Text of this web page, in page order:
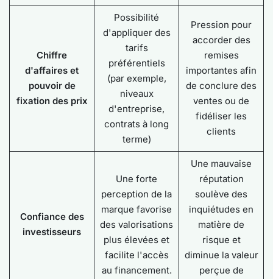
Chiffre
d'affaires et
pouvoir de
fixation des prix
Possibilité
d'appliquer des
tarifs
préférentiels
(par exemple,
niveaux
d'entreprise,
contrats à long
terme)
Pression pour
accorder des
remises
importantes afin
de conclure des
ventes ou de
fidéliser les
clients
Confiance des
investisseurs
Une forte
perception de la
marque favorise
des valorisations
plus élevées et
facilite l'accès
au financement.
Une mauvaise
réputation
soulève des
inquiétudes en
matière de
risque et
diminue la valeur
perçue de